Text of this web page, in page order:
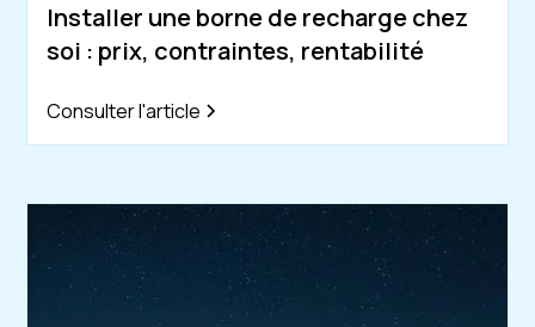
Installer une borne de recharge chez
soi : prix, contraintes, rentabilité
Consulter l'article